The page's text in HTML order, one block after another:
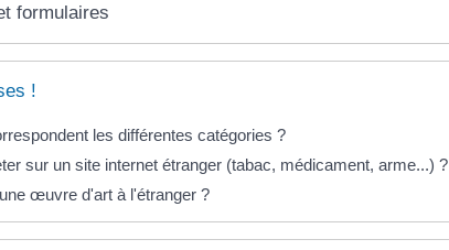
formulaires
!
les différentes catégories ?
sur un site internet étranger (tabac, médicament, arme...) ?
œuvre d'art à l'étranger ?